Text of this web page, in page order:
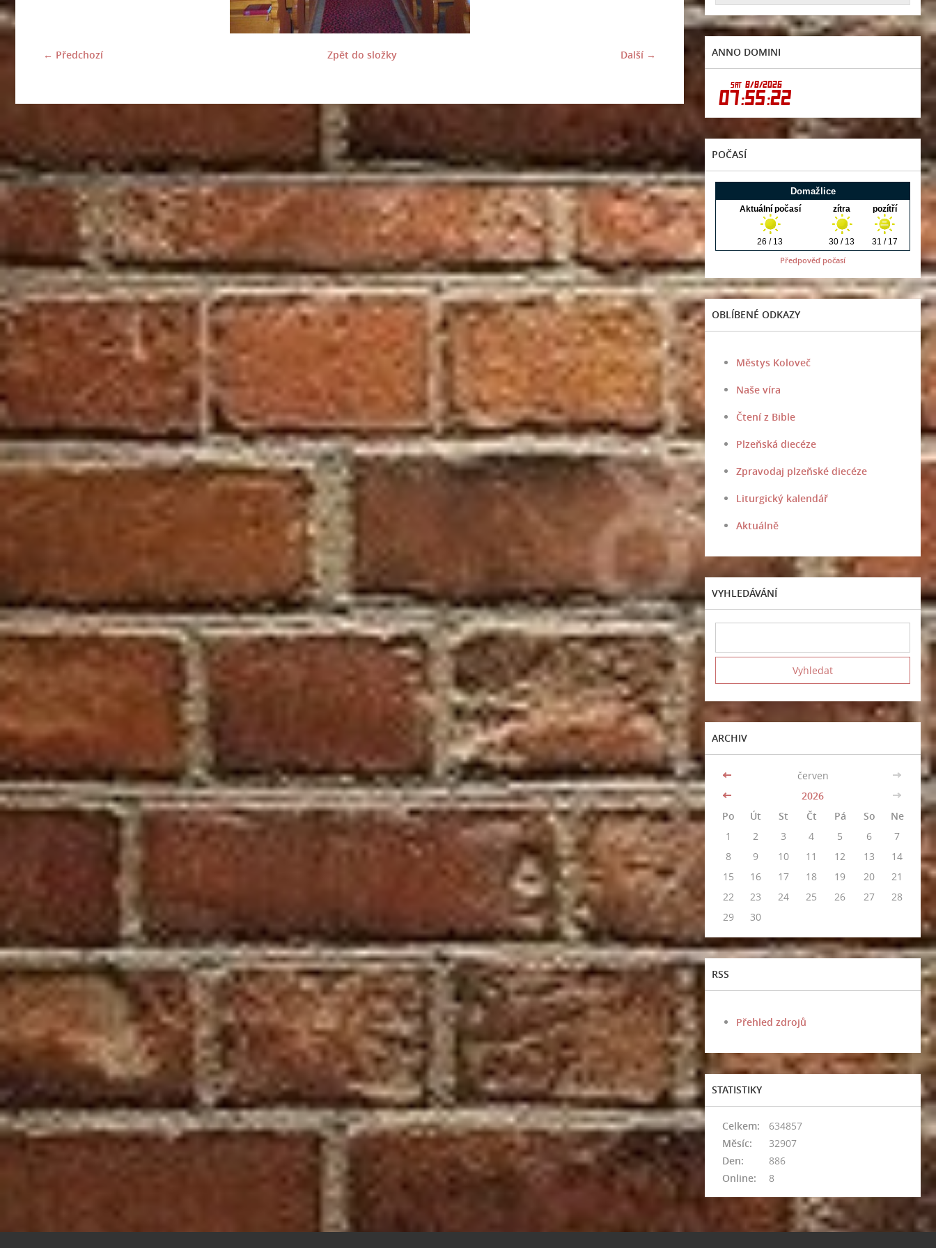
← Předchozí Další →
Zpět do složky ANNO DOMINI
POČASÍ
Předpověď počasí
OBLÍBENÉ ODKAZY
Městys Koloveč
Naše víra
Čtení z Bible
Plzeňská diecéze
Zpravodaj plzeňské diecéze
Liturgický kalendář
Aktuálně
VYHLEDÁVÁNÍ
ARCHIV
<< červen
>>
<<
2026
>>
Po
Út St Čt Pá So
Ne
1
2 3 4 5 6
7
8
9 10 11 12 13
14
15
16 17 18 19 20
21
22
23 24 25 26 27
28
29
30
RSS
Přehled zdrojů
STATISTIKY
Online: 8
Celkem:
634857
Měsíc:
32907
Den:
886